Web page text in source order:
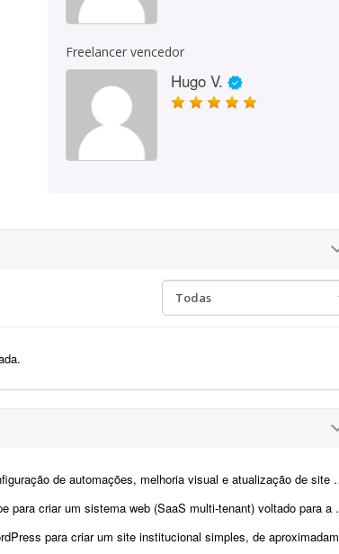
Freelancer vencedor
Hugo V.
melhoria visual e atualização de site de notícias em WordPress. At...
multi-tenant) voltado para a emissão digital da CIPTEA (Carteira de Identificação da Pessoa com Tra...
simples, de aproximadamente 5 páginas (Home). - O projeto é cultural (Cuidadores da Memória - Encontro R...